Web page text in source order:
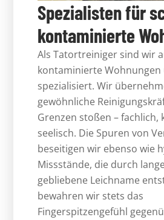
Spezialisten für
kontaminierte
Als Tatortreiniger sind wir
kontaminierte Wohnungen
spezialisiert. Wir
gewöhnliche
Grenzen stoßen – fachlich,
seelisch. Die Spuren von
beseitigen wir ebenso wie
Missstände, die durch
gebliebene Leichname
bewahren wir stets das
Fingerspitzengefühl